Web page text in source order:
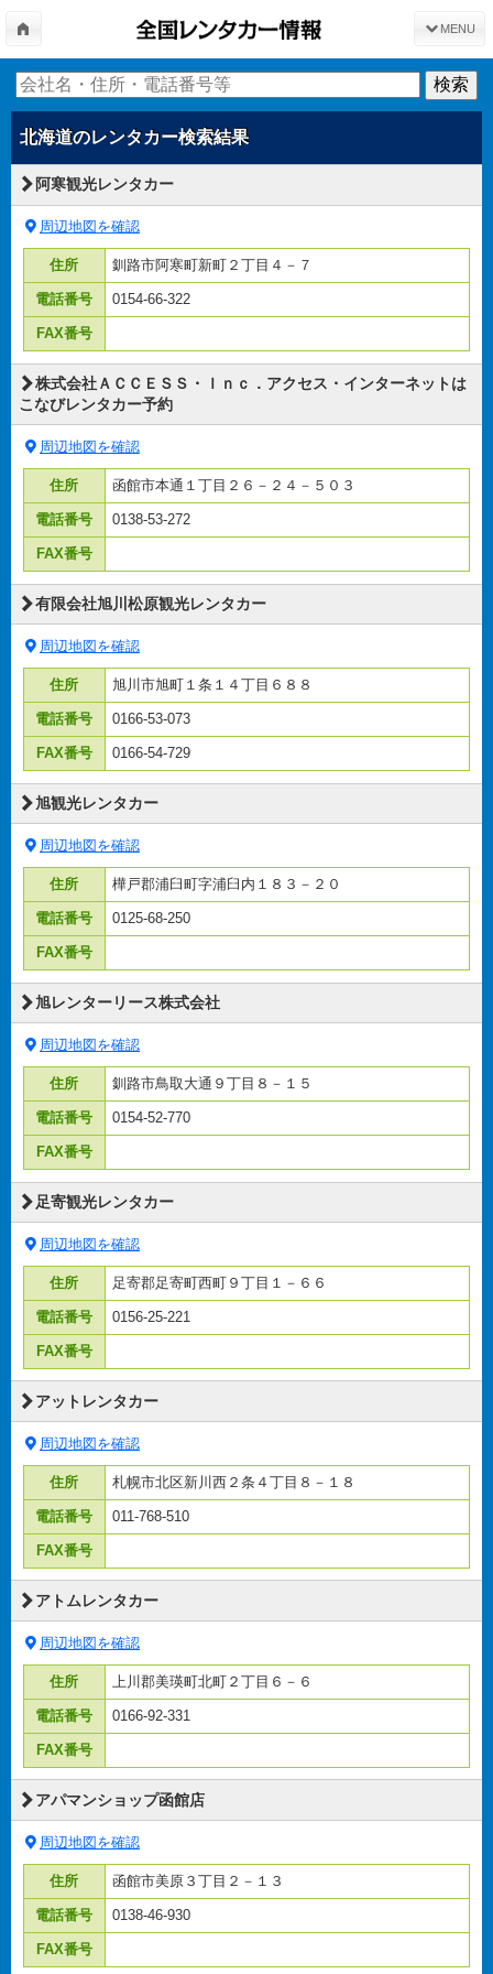
MENU
北海道のレンタカー検索結果
阿寒観光レンタカー
周辺地図を確認
住所 釧路市阿寒町新町２丁目４－７
電話番号 0154-66-322
FAX番号
株式会社ＡＣＣＥＳＳ・Ｉｎｃ．アクセス・インターネットは
こなびレンタカー予約
周辺地図を確認
住所 函館市本通１丁目２６－２４－５０３
電話番号 0138-53-272
FAX番号
有限会社旭川松原観光レンタカー
周辺地図を確認
住所 旭川市旭町１条１４丁目６８８
電話番号 0166-53-073
FAX番号 0166-54-729
旭観光レンタカー
周辺地図を確認
住所 樺戸郡浦臼町字浦臼内１８３－２０
電話番号 0125-68-250
FAX番号
旭レンターリース株式会社
周辺地図を確認
住所 釧路市鳥取大通９丁目８－１５
電話番号 0154-52-770
FAX番号
足寄観光レンタカー
周辺地図を確認
住所 足寄郡足寄町西町９丁目１－６６
電話番号 0156-25-221
FAX番号
アットレンタカー
周辺地図を確認
住所 札幌市北区新川西２条４丁目８－１８
電話番号 011-768-510
FAX番号
アトムレンタカー
周辺地図を確認
住所 上川郡美瑛町北町２丁目６－６
電話番号 0166-92-331
FAX番号
アパマンショップ函館店
周辺地図を確認
住所 函館市美原３丁目２－１３
電話番号 0138-46-930
FAX番号